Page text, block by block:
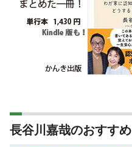
長谷川嘉哉のおすすめ